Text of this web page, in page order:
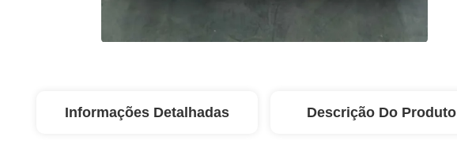
Informações Detalhadas Descrição Do Produto